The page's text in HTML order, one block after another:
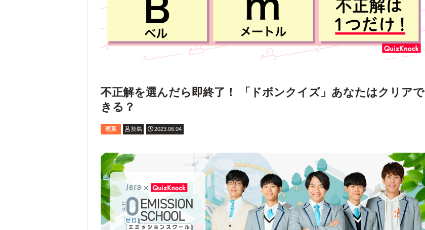
不正解を選んだら即終了！ 「ドボンクイズ」あなたはクリアで
きる？
理系 於島 2023.06.04